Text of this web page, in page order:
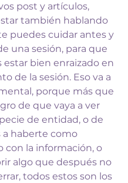
post y artículos,
también hablando
puedes cuidar antes y
una sesión, para que
estar bien enraizado en
de la sesión. Eso va a
porque más que
de que vaya a ver
de entidad, o de
a haberte como
con la información, o
algo que después no
todos estos son los